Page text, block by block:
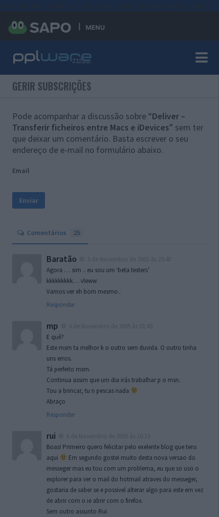
MENU
GERIR SUBSCRIÇÕES
Pode acompanhar a discussão sobre “Deliver –
Transferir ficheiros entre Macs e iDevices” sem ter
que deixar um comentário. Basta escrever o seu
endereço de e-mail no formulário abaixo.
Email
Comentários 25
Baratão
Agora … sim .. eu sou um ‘beta testers’
kkkkkkkkk… vleww
Vamos ver eh bom mesmo..
Responder
mp
E quê?
Este msm ta melhor k o outro sem duvida. O outro tinha
uns erros.
Tá perfeito msm.
Continua assim que um dia irás trabalhar p o msn.
Tou a brincar, tu n pescas nada
Abraço
Responder
rui
Boas! Primeiro quero felicitar pelo exelente blog que tens
aqui
Em segundo gostei muito desta nova versao do
messeger mas eu tou com um problema, eu que so uso o
explorer para ver o mail do hotmail atraves do messeger,
gostaria de saber se e possivel alterar algo para este em vez
de abrir com o ie abrir com o firefox.
Sem outro assunto Rui